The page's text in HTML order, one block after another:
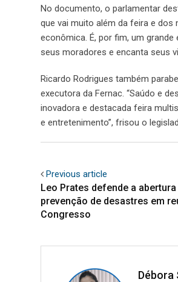
No documento, o parlamentar
que vai muito além da feira e dos
econômica. É, por fim, um
seus moradores e encanta seus
Ricardo Rodrigues também
executora da Fernac. “Saúdo e
inovadora e destacada feira
e entretenimento”, frisou o
Previous article
Leo Prates defende a
prevenção de desastres em
Congresso
Débora